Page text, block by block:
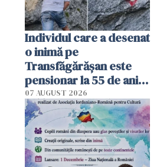
Individul care a desenat
o inimă pe
Transfăgărășan este
pensionar la 55 de ani.
Poliția l-a identificat
07 AUGUST 2026